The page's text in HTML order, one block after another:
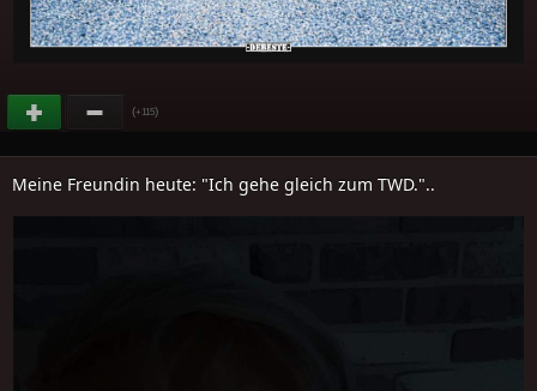
(+115)
Meine Freundin heute: "Ich gehe gleich zum TWD."..